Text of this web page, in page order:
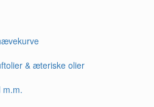
& æteriske olier